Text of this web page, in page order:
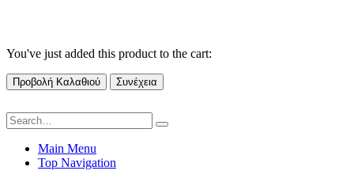
You've just added this product to the cart:
Προβολή Καλαθιού Συνέχεια
Main Menu
Top Navigation